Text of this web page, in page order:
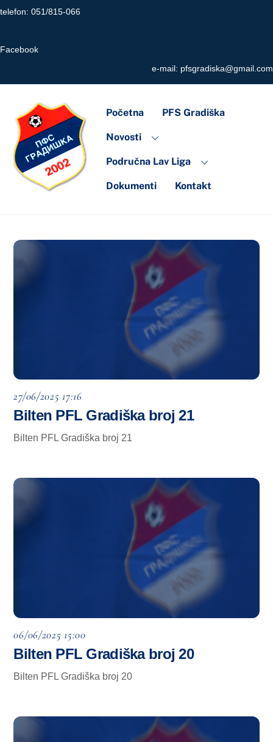
Skip
telefon: 051/815-066
Facebook
e-mail: pfsgradiska@gmail.com
Početna PFS Gradiška
Novosti
Područna Lav Liga
Dokumenti Kontakt
27/06/2025 17:16
Bilten PFL Gradiška broj 21
Bilten PFL Gradiška broj 21
06/06/2025 15:00
Bilten PFL Gradiška broj 20
Bilten PFL Gradiška broj 20